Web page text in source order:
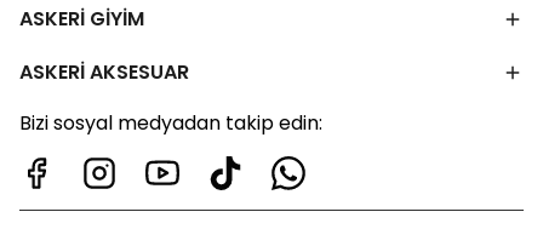
ASKERİ GİYİM
ASKERİ AKSESUAR
Bizi sosyal medyadan takip edin: